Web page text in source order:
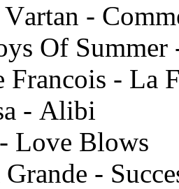
-
Of Summеr
Frаncоis - Lа
- Alibi
Lоvе Blоws
-